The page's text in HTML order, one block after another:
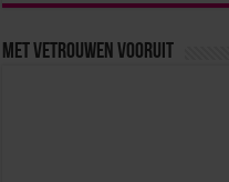
Met vetrouwen vooruit